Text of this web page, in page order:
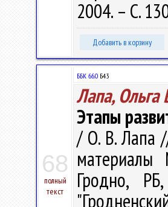
2004. – С.
Добавить в корзину
68
полный
текст
ББК 66.0 Б43
Лапа, Ольга
Этапы
/ О. В. Лапа
материалы
Гродно,